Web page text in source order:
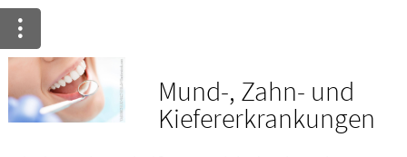
Ratgeber
Krankheiten & Therapie
GESUND IM ALTER
Mund-, Zahn- und
Kiefererkrankungen